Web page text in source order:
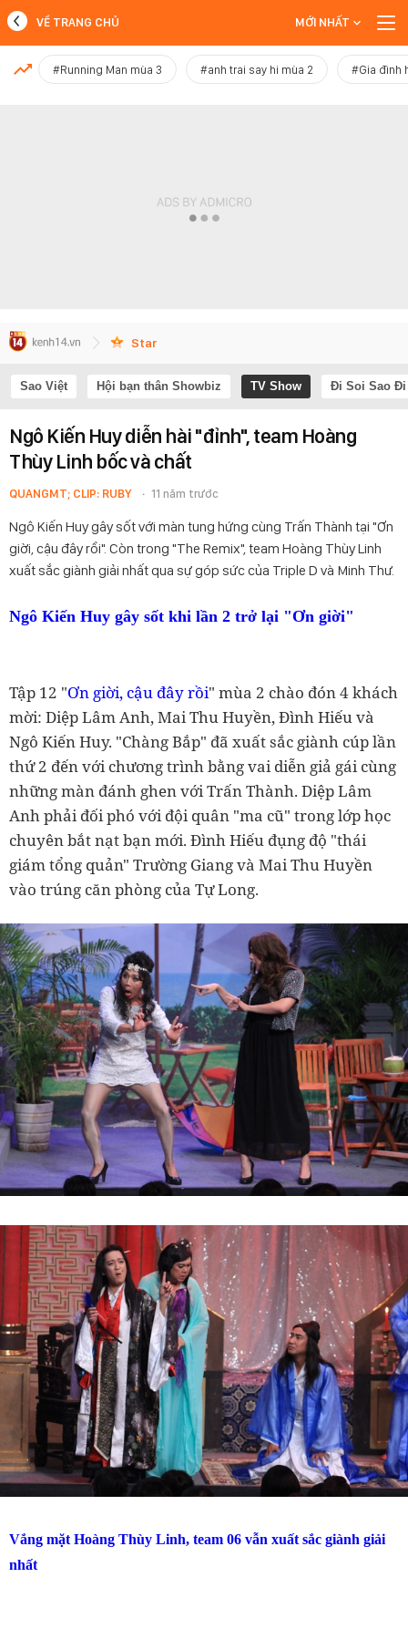
MỚI NHẤT
VỀ TRANG CHỦ MỚI NHẤT
#Running Man mùa 3 #anh trai say hi mùa 2 #Gia đình
Star
Sao Việt Hội bạn thân Showbiz TV Show Đi Soi Sao Đi
Ngô Kiến Huy diễn hài "đỉnh", team Hoàng
Thùy Linh bốc và chất
QUANGMT; CLIP: RUBY 11 năm trước
Ngô Kiến Huy gây sốt với màn tung hứng cùng Trấn Thành tại "Ơn
giời, cậu đây rồi". Còn trong "The Remix", team Hoàng Thùy Linh
xuất sắc giành giải nhất qua sự góp sức của Triple D và Minh Thư.
Ngô Kiến Huy gây sốt khi lần 2 trở lại "Ơn giời"
Tập 12 "Ơn giời, cậu đây rồi" mùa 2 chào đón 4 khách
mời: Diệp Lâm Anh, Mai Thu Huyền, Đình Hiếu và
Ngô Kiến Huy. "Chàng Bắp" đã xuất sắc giành cúp lần
thứ 2 đến với chương trình bằng vai diễn giả gái cùng
những màn đánh ghen với Trấn Thành. Diệp Lâm
Anh phải đối phó với đội quân "ma cũ" trong lớp học
chuyên bắt nạt bạn mới. Đình Hiếu đụng độ "thái
giám tổng quản" Trường Giang và Mai Thu Huyền
vào trúng căn phòng của Tự Long.
Vắng mặt Hoàng Thùy Linh, team 06 vẫn xuất sắc giành giải
nhất